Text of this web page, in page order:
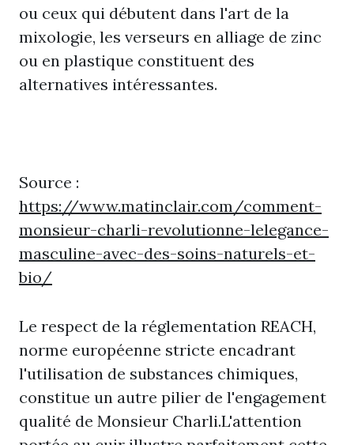
ou ceux qui débutent dans l'art de la
mixologie, les verseurs en alliage de zinc
ou en plastique constituent des
alternatives intéressantes.
Source :
https://www.matinclair.com/comment-
monsieur-charli-revolutionne-lelegance-
masculine-avec-des-soins-naturels-et-
bio/
Le respect de la réglementation REACH,
norme européenne stricte encadrant
l'utilisation de substances chimiques,
constitue un autre pilier de l'engagement
qualité de Monsieur Charli.L'attention